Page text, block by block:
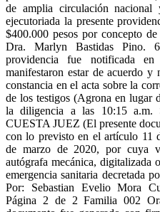
de amplia circulación
ejecutoriada la presente
$400.000 pesos por concepto
Dra. Marlyn Bastidas Pino.
providencia fue notificada en
manifestaron estar de acuerdo y
constancia en el acta sobre la
de los testigos (Agrona en lugar
la diligencia a las 10:15
CUESTA JUEZ (El presente
con lo previsto en el artículo 11
de marzo de 2020, por cuya
autógrafa mecánica, digitalizada
emergencia sanitaria decretada
Por: Sebastian Evelio Mora
Página 2 de 2 Familia 002